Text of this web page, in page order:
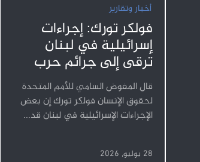
أخبار وتقارير
فولكر تورك: إجراءات
إسرائيلية في لبنان
ترقى إلى جرائم حرب
قال المفوض السامي للأمم المتحدة
لحقوق الإنسان فولكر تورك إن بعض
الإجراءات الإسرائيلية في لبنان قد...
28 يوليو, 2026